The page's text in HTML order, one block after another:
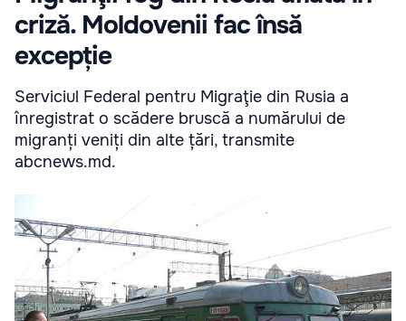
criză. Moldovenii fac însă
excepție
Serviciul Federal pentru Migraţie din Rusia a
înregistrat o scădere bruscă a numărului de
migranți veniți din alte țări, transmite
abcnews.md.